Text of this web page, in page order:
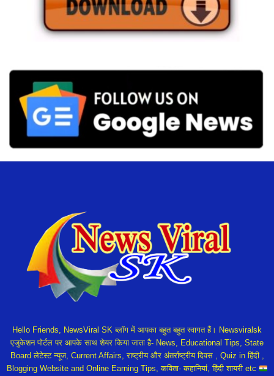
Hello Friends, NewsViral SK ब्लॉग में आपका बहुत बहुत स्वागत हैं। Newsviralsk
एजुकेशन पोर्टल पर आपके साथ शेयर किया जाता है- News, Educational Tips, State
Board लेटेस्ट न्यूज, Current Affairs, राष्ट्रीय और अंतर्राष्ट्रीय दिवस , Quiz in हिंदी ,
Blogging Website and Online Earning Tips, कविता- कहानियां, हिंदी शायरी etc